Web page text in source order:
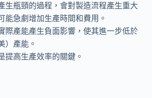
生瓶頸的過程，會對製造流程產生重大
能急劇增加生產時間和費用。
際產能產生負面影響，使其進一步低於
）產能。
提高生產效率的關鍵。